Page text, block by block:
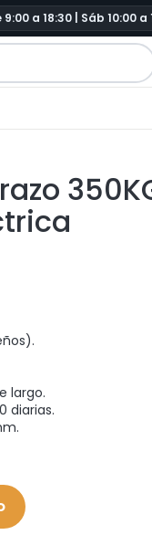
9:00 a 18:30 | Sáb 10:00 a
largo.
diarias.